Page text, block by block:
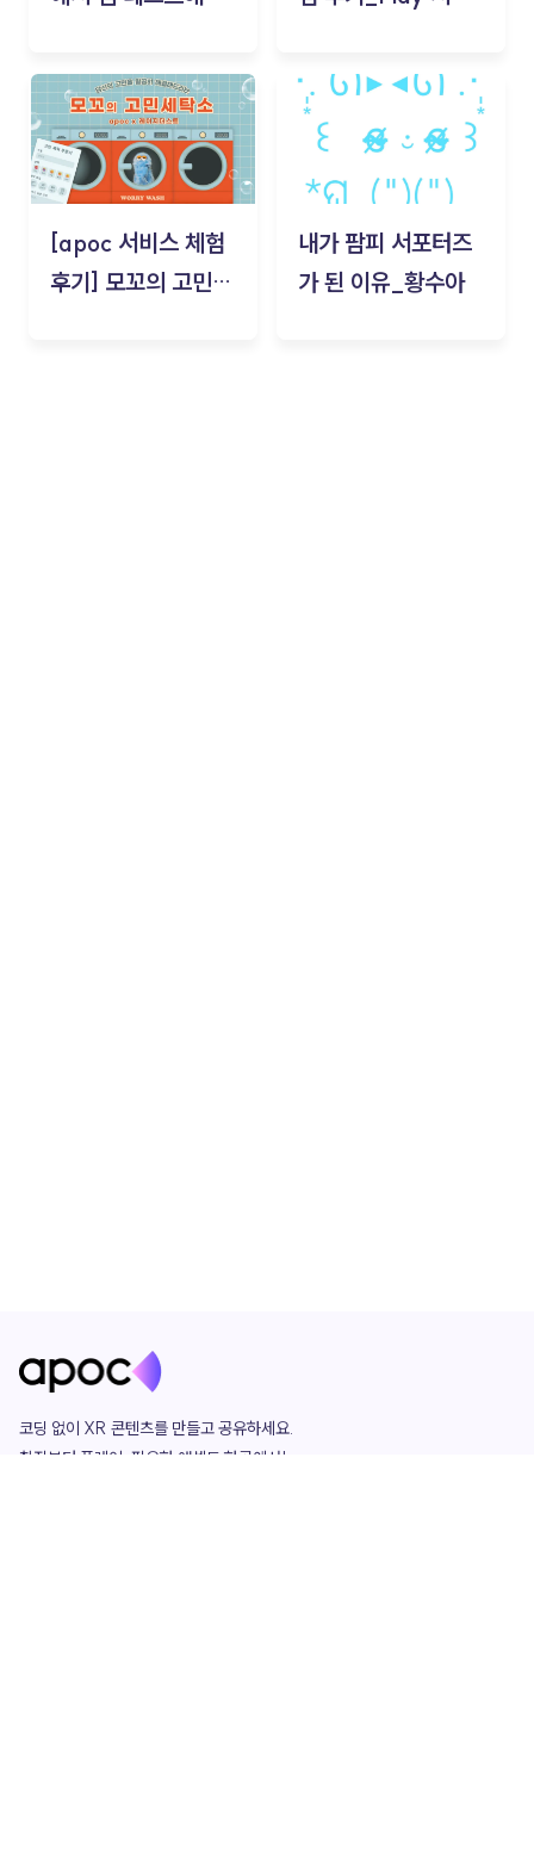
김태현
[apoc 서비스 체험
후기] 모꼬의 고민세
내가 팜피 서포터즈
가 된 이유_황수아
코딩 없이 XR 콘텐츠를 만들고 공유하세요.
창작부터 플레이, 필요한 애셋도 한곳에서!